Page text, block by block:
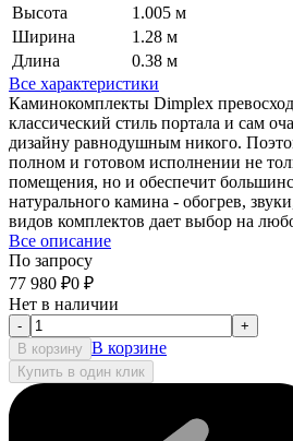
Высота
1.005 м
Ширина
1.28 м
Длина
0.38 м
Все характеристики
Каминокомплекты Dimplex
классический стиль портала и сам
дизайну равнодушным никого.
полном и готовом исполнении не
помещения, но и обеспечит
натурального камина - обогрев,
видов комплектов дает выбор на
Все описание
По запросу
77 980 ₽0 ₽
Нет в наличии
-
+
В корзину В корзине
Купить в один клик